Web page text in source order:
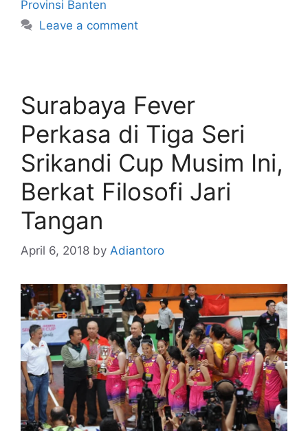
Provinsi Banten
Leave a comment
Surabaya Fever
Perkasa di Tiga Seri
Srikandi Cup Musim Ini,
Berkat Filosofi Jari
Tangan
April 6, 2018 by Adiantoro